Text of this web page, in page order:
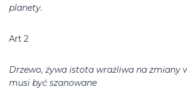
planety.
Art 2
Drzewo, żywa istota wrażliwa na zmiany
musi być szanowane